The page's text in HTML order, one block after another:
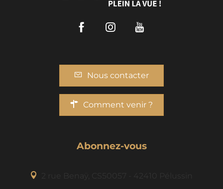
FacebookInstagram
Nous contacter
Comment venir ?
Abonnez-vous